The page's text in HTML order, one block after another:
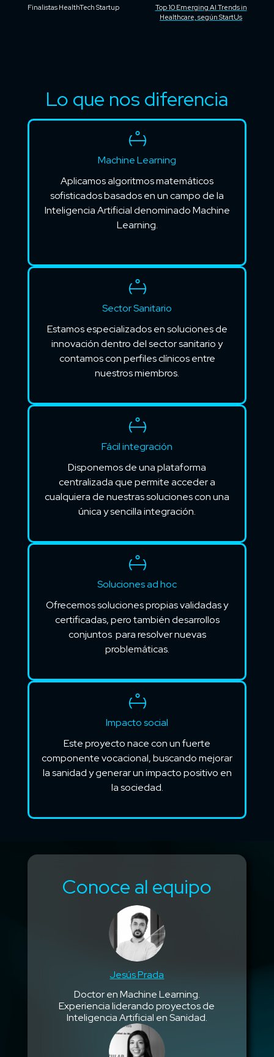
Finalistas HealthTech Startup
Top 10 Emerging AI Trends in
Healthcare, según StartUs
Lo que nos diferencia
Machine Learning
Aplicamos algoritmos matemáticos
sofisticados basados en un campo de la
Inteligencia Artificial denominado Machine
Learning.
Sector Sanitario
Estamos especializados en soluciones de
innovación dentro del sector sanitario y
contamos con perfiles clínicos entre
nuestros miembros.
Fácil integración
Disponemos de una plataforma
centralizada que permite acceder a
cualquiera de nuestras soluciones con una
única y sencilla integración.
Soluciones ad hoc
Ofrecemos soluciones propias validadas y
certificadas, pero también desarrollos
conjuntos para resolver nuevas
problemáticas.
Impacto social
Este proyecto nace con un fuerte
componente vocacional, buscando mejorar
la sanidad y generar un impacto positivo en
la sociedad.
Conoce al equipo
Jesús Prada
Doctor en Machine Learning.
Experiencia liderando proyectos de
Inteligencia Artificial en Sanidad.